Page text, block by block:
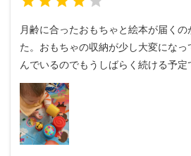
月齢に合ったおもちゃと絵本が届く
た。おもちゃの収納が少し大変にな
んでいるのでもうしばらく続ける予定